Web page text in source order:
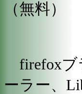
（無料）
firefoxブ
ーラー、